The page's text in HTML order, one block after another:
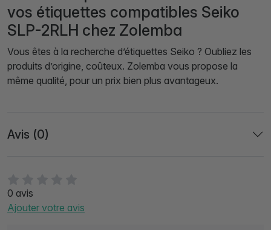
0 avis
Ajouter votre avis
vos étiquettes compatibles Seiko
SLP-2RLH chez Zolemba
Vous êtes à la recherche d’étiquettes Seiko ? Oubliez les
produits d’origine, coûteux. Zolemba vous propose la
même qualité, pour un prix bien plus avantageux.
Avis (0)